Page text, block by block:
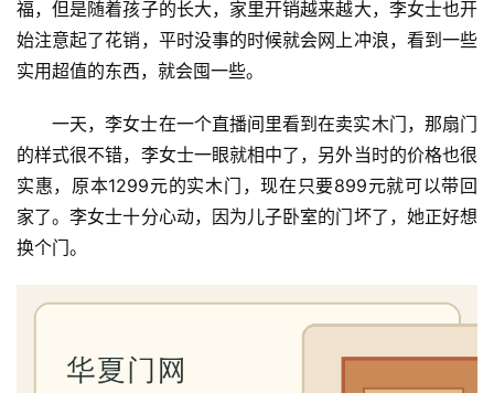
福，但是随着孩子的长大，家里开销越来越大，李女士也开
始注意起了花销，平时没事的时候就会网上冲浪，看到一些
实用超值的东西，就会囤一些。
一天，李女士在一个直播间里看到在卖实木门，那扇门
的样式很不错，李女士一眼就相中了，另外当时的价格也很
实惠，原本1299元的实木门，现在只要899元就可以带回
家了。李女士十分心动，因为儿子卧室的门坏了，她正好想
换个门。